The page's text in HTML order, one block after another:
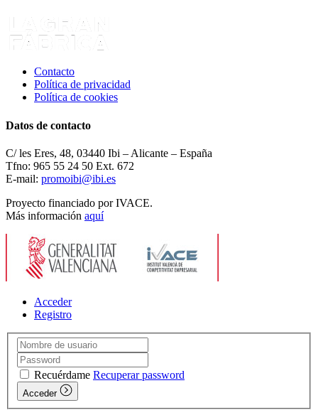
Contacto
Política de privacidad
Política de cookies
Datos de contacto
C/ les Eres, 48, 03440 Ibi – Alicante – España
Tfno: 965 55 24 50 Ext. 672
E-mail: promoibi@ibi.es
Proyecto financiado por IVACE.
Más información aquí
Acceder
Registro
Recuérdame Recuperar password
Acceder